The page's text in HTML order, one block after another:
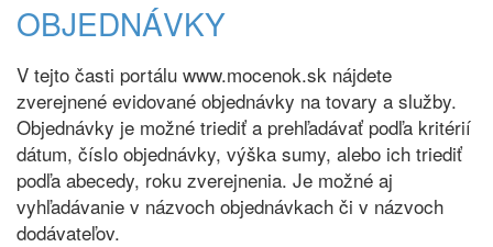
OBJEDNÁVKY
V tejto časti portálu www.mocenok.sk nájdete
zverejnené evidované objednávky na tovary a služby.
Objednávky je možné triediť a prehľadávať podľa kritérií
dátum, číslo objednávky, výška sumy, alebo ich triediť
podľa abecedy, roku zverejnenia. Je možné aj
vyhľadávanie v názvoch objednávkach či v názvoch
dodávateľov.